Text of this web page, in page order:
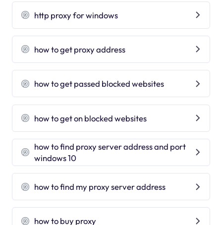
http proxy for windows
how to get proxy address
how to get passed blocked websites
how to get on blocked websites
how to find proxy server address and port
windows 10
how to find my proxy server address
how to buy proxy